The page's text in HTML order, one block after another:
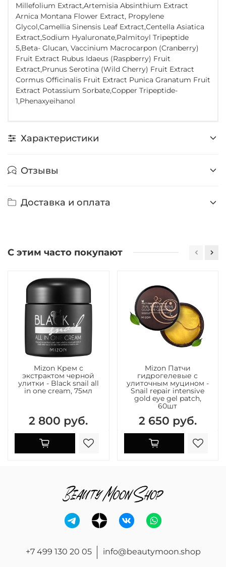
Millefolium Extract,Artemisia Absinthium Extract
Arnica Montana Flower Extract, Propylene
Glycol,Camellia Sinensis Leaf Extract,Centella Asiatica
Extract,Sodium Hyaluronate,Palmitoyl Tripeptide
5,Beta- Glucan, Vaccinium Macrocarpon (Cranberry)
Fruit Extract Rubus Idaeus (Raspberry) Fruit
Extract,Prunus Serotina (Wild Cherry) Fruit Extract
Cormus Officinalis Fruit Extract Punica Granatum Fruit
Extract Potassium Sorbate,Copper Tripeptide-
1,Phenaxyeihanol
Характеристики
Отзывы
Доставка и оплата
С этим часто покупают
Mizon Крем с
экстрактом черной
улитки - Black snail all
in one cream, 75мл
2 800 руб.
Mizon Патчи
гидрогелевые с
улиточным муцином -
Snail repair intensive
gold eye gel patch,
60шт
2 650 руб.
+7 499 130 20 05 info@beautymoon.shop